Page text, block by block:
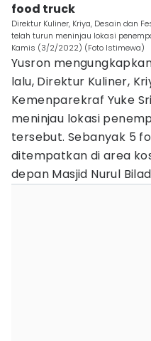
food truck
Direktur Kuliner, Kriya, Desain dan
telah turun meninjau lokasi
Kamis (3/2/2022) (Foto Istimewa)
Yusron
lalu, Direktur Kuliner,
Kemenparekraf Yuke
meninjau lokasi
tersebut. Sebanyak 5
ditempatkan di area
depan Masjid Nurul